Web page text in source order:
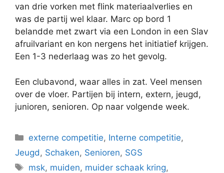
van drie vorken met flink materiaalverlies en
was de partij wel klaar. Marc op bord 1
belandde met zwart via een London in een Slav
afruilvariant en kon nergens het initiatief krijgen.
Een 1-3 nederlaag was zo het gevolg.
Een clubavond, waar alles in zat. Veel mensen
over de vloer. Partijen bij intern, extern, jeugd,
junioren, senioren. Op naar volgende week.
Categorieën
externe competitie, Interne competitie,
Jeugd , Schaken, Senioren, SGS
Tags
msk, muiden, muider schaak kring,